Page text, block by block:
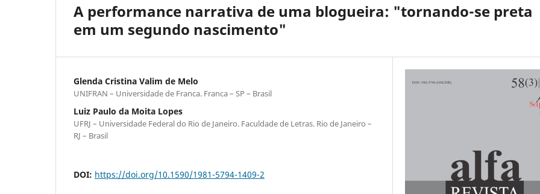
A performance narrativa de uma blogueira: "tornando-se preta
em um segundo nascimento"
Glenda Cristina Valim de Melo
UNIFRAN – Universidade de Franca. Franca – SP – Brasil
Luiz Paulo da Moita Lopes
UFRJ – Universidade Federal do Rio de Janeiro. Faculdade de Letras. Rio de Janeiro –
RJ – Brasil
DOI: https://doi.org/10.1590/1981-5794-1409-2